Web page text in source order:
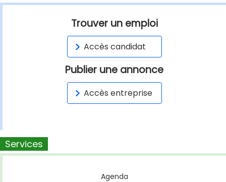
Trouver un emploi
Accès candidat
Publier une annonce
Accès entreprise
Services
Agenda